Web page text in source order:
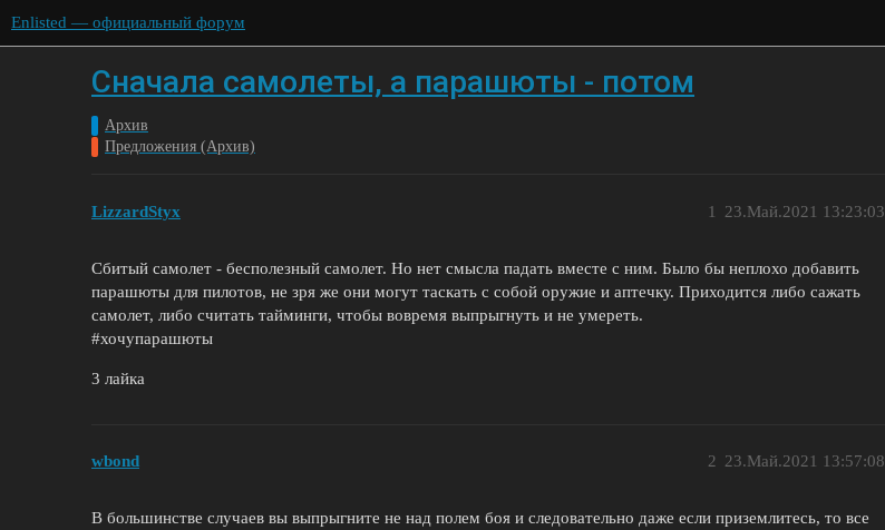
Enlisted — официальный форум
Сначала самолеты, а парашюты - потом
Архив
Предложения (Архив)
LizzardStyx 23.Май.2021 13:23:03
1
Сбитый самолет - бесполезный самолет. Но нет смысла падать вместе с ним. Было бы неплохо добавить
парашюты для пилотов, не зря же они могут таскать с собой оружие и аптечку. Приходится либо сажать
самолет, либо считать тайминги, чтобы вовремя выпрыгнуть и не умереть.
#хочупарашюты
3 лайка
wbond 23.Май.2021 13:57:08
2
В большинстве случаев вы выпрыгните не над полем боя и следовательно даже если приземлитесь, то все